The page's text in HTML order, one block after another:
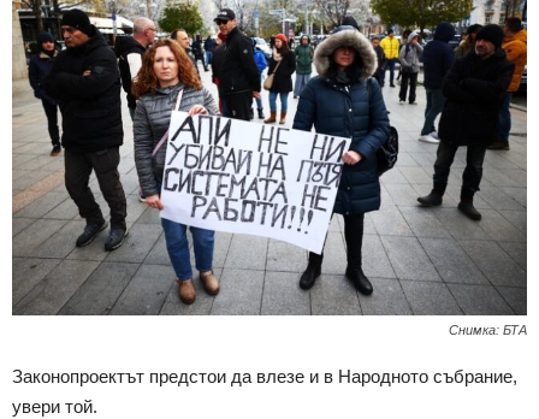
Снимка: БТА
Законопроектът предстои да влезе и в Народното събрание,
увери той.